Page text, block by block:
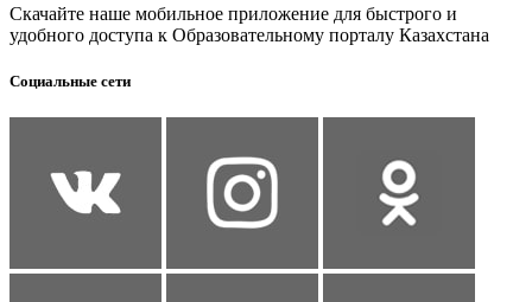
Скачайте наше мобильное приложение для быстрого и
удобного доступа к Образовательному порталу Казахстана
Социальные сети